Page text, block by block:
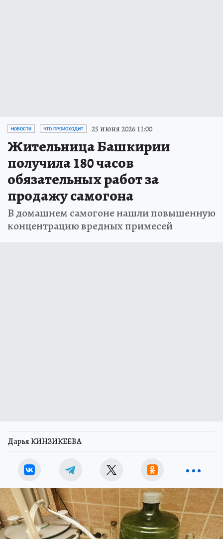
НОВОСТИ ЧТО ПРОИСХОДИТ 25 июня 2026 11:00
Жительница Башкирии
получила 180 часов
обязательных работ за
продажу самогона
В домашнем самогоне нашли повышенную
концентрацию вредных примесей
Дарья КИНЗИКЕЕВА